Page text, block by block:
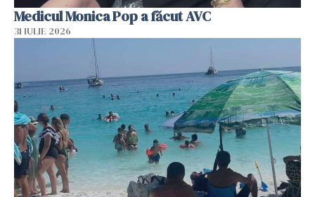
Medicul Monica Pop a făcut AVC
31 IULIE 2026